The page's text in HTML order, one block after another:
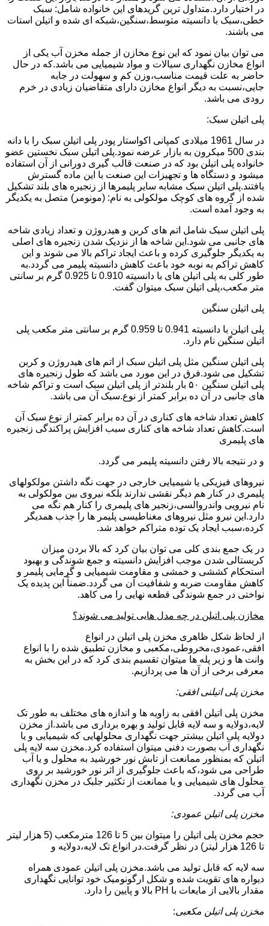
در اختیار دارد.متداول ترین گریدهای این خانواده شامل: سبک
خطی،سبک با دانسیته متوسط،سنگین،شبکه ای شده و اتیلن استات
می باشند.
می توان بیان نمود که این نوع مخازن از جمله مخزن آب یکی از
انواع مخازن نگهداری سیالات و مواد شیمیایی می باشد.که در حال
حاضر به علت قیمت مناسب،وزن کم و سهولت در جابه
جایی،نسبت به دیگر انواع مخازن دارای متقاضیان زیادی در خرم
رودی می باشد.
پلی اتیلن سبک:
در سال 1961 میلادی کمپانی اکواستار پودر پلی اتیلن سبک را با دانه
بندی 500 میکرون به بازار عرضه نمود.پلی اتیلن سبک نخستین عضو
خانواده پلی اتیلن بود که در صنعت قالب گیری دورانی از آن استفاده
میشود و دستگاه ها و تجهیزات این صنعت با این ماده گسترش
یافتند.پلی اتیلن سبک مشابه سایر پلیمرها از زنجیره های بلند تشکیل
شده از گروه های کوچک مولکولی به نام: (مونومر) متصل به یکدیگر
به وجود آمده است.
پلی اتیلن سبک شامل اتم های کربن و هیدروژن و تعداد زیادی شاخه
های جانبی می شود.این شاخه ها از نزدیک شدن زنجیره های اصلی
به یکدیگر جلوگیری کرده و باعث ایجاد تراکم بالا می شوند و این
کاهش تراکم به نوبه خود باعث کاهش دانسیته پلیمر می گردد.به
طور کلی به پلی اتیلن های با دانسیته 0.910 تا 0.925 گرم بر سانتی
متر مکعب،پلی اتیلن سبک میتوان گفت.
پلی اتیلن سنگین
پلی اتیلن با دانسیته 0.941 تا 0.959 گرم بر سانتی متر مکعب پلی
اتیلن سنگین نام دارد.
پلی اتیلن سنگین مثل پلی اتیلن سبک از اتم های هیدروژن و کربن
تشکیل می شود.فرق در این مورد می باشد که طول زنجیره های
پلی اتیلن سنگین ۵۰ بار بلندتر از پلی اتیلن سبک است و تراکم شاخه
های جانبی در آن ده برابر کمتر از نوع.سبک آن می باشد.
کاهش تعداد شاخه های کناری در آن ده برابر کمتر از نوع سبک آن
است.کاهش تعداد شاخه های کناری سبب افزایش پراکندگی زنجیره
های پلیمری
و در نتیجه بالا رفتن دانسیته پلیمر می گردد.
نیروهای فیزیکی یا شیمیایی خارجی در جهت نگه داشتن مولکولهای
پلیمری در کنار هم دیگر نقشی ندارند بلکه نیروی بین مولکولی به
نام نیرویی واندروالسی،زنجیر های پلیمری را کنار هم نگه می
دارد.این نیرو مثل نیروهای مغناطیسی پلیمر ها را جذب همدیگر
کرده،سبب ایجاد یک توده متراکم خواهد شد.
در یک جمع بندی کلی می توان بیان کرد که بالا بردن میزان
کریستالی شدن موجب افزایش دانسیته و جمع شوندگی و بهبود
استحکام کششی و خمشی و مقاومت شیمیایی و گرمایی پلیمر و
کاهش مقاومت ضربه و شفافیت آن می گردد.ضمناً این پدیده یک
نواختی در جمع شوندگی قطعه نهایی را می کاهد.
مخازن پلی اتیلن در چه مدل هایی تولید می شوند؟
از لحاظ شکل ظاهری مخزن پلی اتیلن در انواع
افقی،عمودی،مخروطی،مکعبی و مخازن تطبیق شده را با انواع
وانت ها و زیر پله ها میتوان تقسیم بندی کرد که در این بخش به
معرفی برخی از آن ها می پردازیم.
مخزن پلی اتیلنی افقی:
مخزن پلی اتیلن افقی به زاویه ها و اندازه های مختلف به طور تک
لایه،دولایه و سه لایه قابل تولید و بهره برداری می باشد.از مخزن
دولایه پلی اتیلن بیشتر جهت نگهداری محلولهایی که شیمیایی و یا
نگهداری آب بصورت دفنی میتوان استفاده کرد.مخزن سه لایه پلی
اتیلن که بمنظور ممانعت از تابش نور خورشید به محلول و یا آب
طراحی می شود،که باعث جلوگیری از اثر نور خورشید بر روی
محلول های شیمیایی و یا ممانعت از تکثیر جلبک در مخزن نگهداری
آب می گردد.
مخزن پلی اتیلن عمودی:
حجم مخزن پلی اتیلن را میتوان بین 5 تا 126 مترمکعب (5 هزار لیتر
تا 126 هزار لیتر) در نظر گرفت.در انواع تک لایه،دولایه و
سه لایه که قابل تولید می باشد.مخزن پلی اتیلن عمودی همراه
دیواره های تقویت شده و شکل ارگونومیک خود توانایی نگهداری
مقدار بالایی از مایعات با PH بالا و پایین را دارد.
مخزن پلی اتیلن مکعبی: